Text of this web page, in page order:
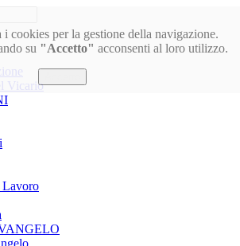
cookies per la gestione della navigazione.
su "Accetto" acconsenti al loro utilizzo.
Vicario
Lavoro